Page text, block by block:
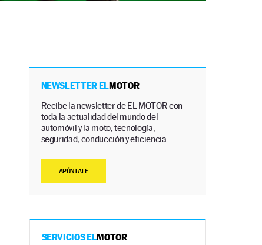
NEWSLETTER ELMOTOR
Recibe la newsletter de EL MOTOR con
toda la actualidad del mundo del
automóvil y la moto, tecnología,
seguridad, conducción y eficiencia.
APÚNTATE
SERVICIOS ELMOTOR